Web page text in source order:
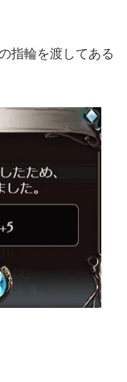
指輪を渡してある